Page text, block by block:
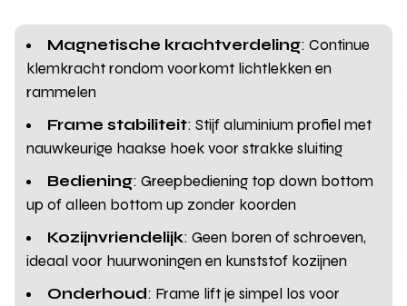
Magnetische krachtverdeling: Continue
klemkracht rondom voorkomt lichtlekken en
rammelen
Frame stabiliteit: Stijf aluminium profiel met
nauwkeurige haakse hoek voor strakke sluiting
Bediening: Greepbediening top down bottom
up of alleen bottom up zonder koorden
Kozijnvriendelijk: Geen boren of schroeven,
ideaal voor huurwoningen en kunststof kozijnen
Onderhoud: Frame lift je simpel los voor